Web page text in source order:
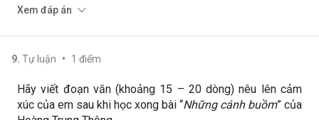
Xem đáp án
9. Tự luận • 1 điểm
Hãy viết đoạn văn (khoảng 15 – 20 dòng) nêu lên cảm
xúc của em sau khi học xong bài “Những cánh buồm” của